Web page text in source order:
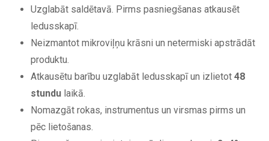
Uzglabāt saldētavā. Pirms pasniegšanas atkausēt
ledusskapī.
Neizmantot mikroviļņu krāsni un netermiski apstrādāt
produktu.
Atkausētu barību uzglabāt ledusskapī un izlietot 48
stundu laikā.
Nomazgāt rokas, instrumentus un virsmas pirms un
pēc lietošanas.